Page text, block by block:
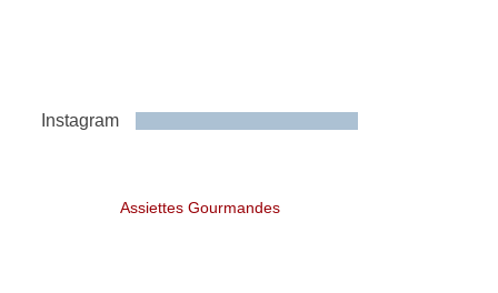
Instagram
Assiettes Gourmandes